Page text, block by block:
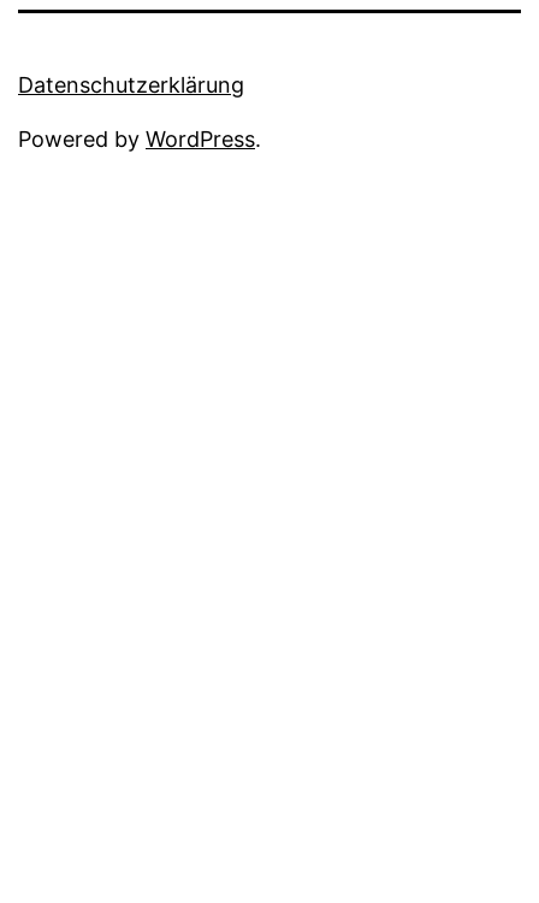
Datenschutzerklärung
Powered by WordPress.